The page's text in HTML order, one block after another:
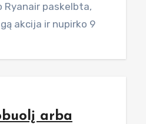
Ryanair paskelbta,
akcija ir nupirko 9
arba